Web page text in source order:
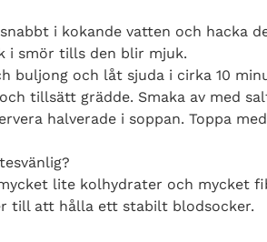
i kokande vatten och hacka
i smör tills den blir mjuk.
buljong och låt sjuda i cirka 10
tillsätt grädde. Smaka av med
halverade i soppan. Toppa
lite kolhydrater och mycket
till att hålla ett stabilt blodsocker.